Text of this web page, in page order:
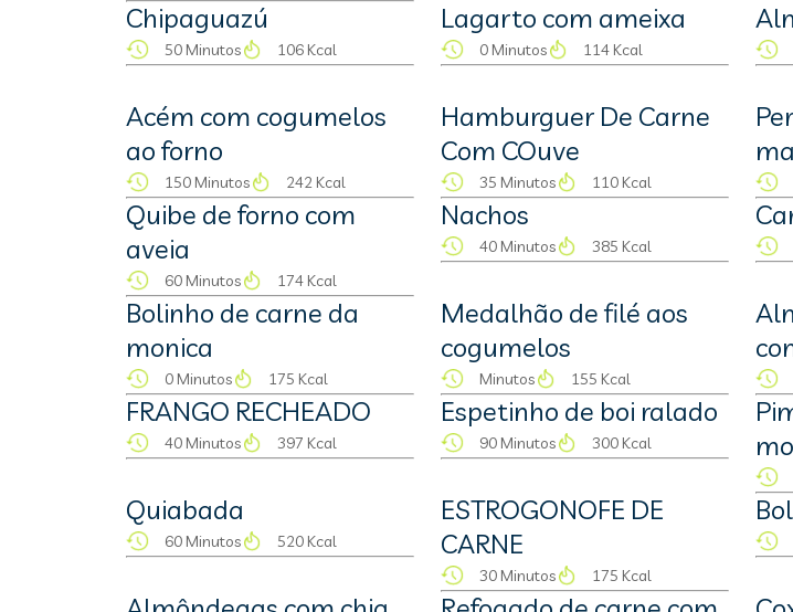
Chipaguazú
50 Minutos 106 Kcal
Lagarto com ameixa
0 Minutos 114 Kcal
Acém com cogumelos
ao forno
150 Minutos 242 Kcal
Hamburguer De Carne
Com COuve
35 Minutos 110 Kcal
Quibe de forno com
aveia
60 Minutos 174 Kcal
Nachos
40 Minutos 385 Kcal
Bolinho de carne da
monica
0 Minutos 175 Kcal
Medalhão de filé aos
cogumelos
Minutos 155 Kcal
FRANGO RECHEADO
40 Minutos 397 Kcal
Espetinho de boi ralado
90 Minutos 300 Kcal
Quiabada
60 Minutos 520 Kcal
ESTROGONOFE DE
CARNE
30 Minutos 175 Kcal